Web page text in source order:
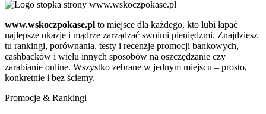
www.wskoczpokase.pl to miejsce dla każdego, kto lubi łapać
najlepsze okazje i mądrze zarządzać swoimi pieniędzmi. Znajdziesz
tu rankingi, porównania, testy i recenzje promocji bankowych,
cashbacków i wielu innych sposobów na oszczędzanie czy
zarabianie online. Wszystko zebrane w jednym miejscu – prosto,
konkretnie i bez ściemy.
Promocje & Rankingi